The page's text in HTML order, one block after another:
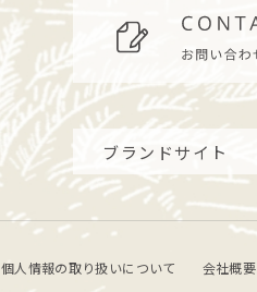
ブランドサイト
個人情報の取り扱いについて 会社概要